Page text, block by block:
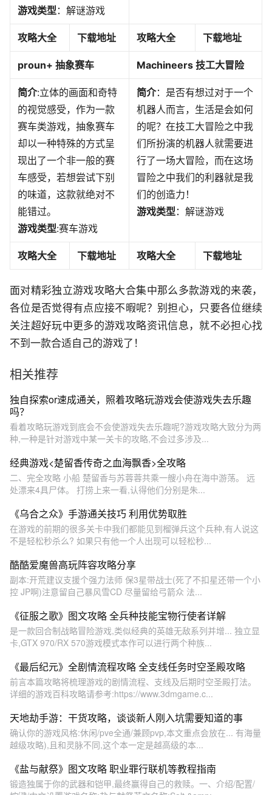
游戏类型 ：解谜游戏
攻略大全 下载地址 攻略大全 下载地址
proun+ 抽象赛车 Machineers 技工大冒险
简介:立体的画面和奇特
的视觉感受，作为一款
赛车类游戏，抽象赛车
却以一种特殊的方式呈
现出了一个非一般的赛
车感受，若想尝试下别
的味道，这款就绝对不
能错过。
游戏类型:赛车游戏
简介：是否有想过对于一个
机器人而言，生活是会如何
的呢？在技工大冒险之中我
们所扮演的机器人就需要进
行了一场大冒险，而在这场
冒险之中我们的利器就是我
们的创造力！
游戏类型 ：解谜游戏
攻略大全 下载地址 攻略大全 下载地址
面对精彩独立游戏攻略大合集中那么多款游戏的来袭，
各位是否觉得有点应接不暇呢？别担心，只要各位继续
关注超好玩中更多的游戏攻略资讯信息，就不必担心找
不到一款合适自己的游戏了！
相关推荐
独自探索or速成通关，照着攻略玩游戏会使游戏失去乐趣
吗？
看着攻略玩游戏到底会不会使游戏失去乐趣呢?游戏攻略大致分为两
种,一种是针对游戏中某一关卡的攻略,不会过多涉及...
经典游戏<楚留香传奇之血海飘香>全攻略
二、完全攻略 小船 楚留香与苏蓉蓉共乘一艘小舟在海中游荡。 远
处漂来4具尸体。 打捞上来一看,认得他们分别是朱...
《乌合之众》手游通关技巧 利用优势取胜
在游戏的前期的很多关卡中我们都能见到榴弹兵这个兵种,有人说这
不是轻松秒杀么? 如果只有他一个人出现可以轻松秒...
酷酷爱魔兽高玩阵容攻略分享
副本:开荒建议支援个强力法师 保3星带战士(死了不扣星还带一个小
控 JP啊)注意留自己暴风雪CD 尽量留给弓箭众 法...
《征服之歌》图文攻略 全兵种技能宝物行使者详解
是一款回合制战略冒险游戏,类似经典的英雄无敌系列并增... 独立显
卡,GTX 970/RX 570游戏模式本作可以进行两个种族...
《最后纪元》全剧情流程攻略 全支线任务时空圣殿攻略
前言本篇攻略将梳理游戏的剧情流程、支线及后期时空圣殿打法。
详细的游戏百科攻略请参考:https://www.3dmgame.c...
天地劫手游：干货攻略，谈谈新人刚入坑需要知道的事
确认你的游戏风格:休闲/pve全通/兼顾pvp,本文重点会放在... 有海量
越级攻略),且和灵脉不同,这个本一定是越高级的本...
《盐与献祭》图文攻略 职业罪行联机等教程指南
锻造独属于你的武器和铠甲,最终赢得自己的救赎。一、介绍/配置/